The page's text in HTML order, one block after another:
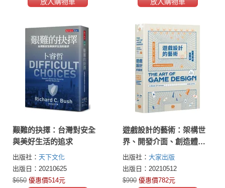
艱難的抉擇：台灣對安全
與美好生活的追求
出版社： 天下文化
出版日：20210625
$650 優惠價514元
遊戲設計的藝術：架構世
界、開發介面、創造體
驗，聚焦遊戲設計與製作
的手法與原理
出版社： 大家出版
出版日：20210512
$990 優惠價782元